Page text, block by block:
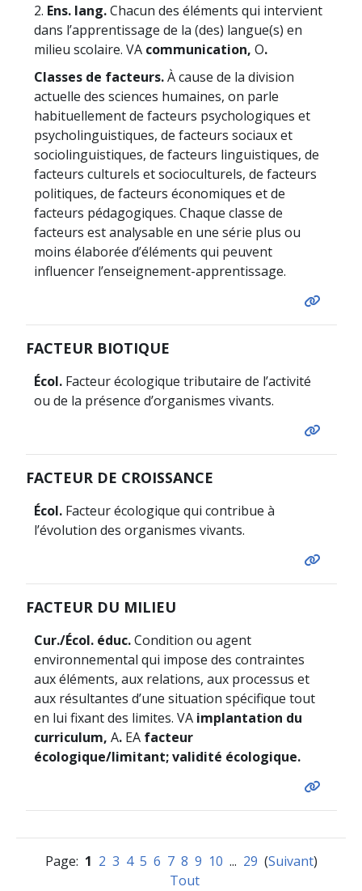
2. Ens. lang.Chacun des éléments qui intervient
dans l’apprentissage de la (des) langue(s) en
milieu scolaire. VA communication, O.
Classes de facteurs.À cause de la division
actuelle des sciences humaines, on parle
habituellement de facteurs psychologiques et
psycholinguistiques, de facteurs sociaux et
sociolinguistiques, de facteurs linguistiques, de
facteurs culturels et socioculturels, de facteurs
politiques, de facteurs économiques et de
facteurs pédagogiques. Chaque classe de
facteurs est analysable en une série plus ou
moins élaborée d’éléments qui peuvent
influencer l’enseignement-apprentissage.
FACTEUR BIOTIQUE
Écol.Facteur écologique tributaire de l’activité
ou de la présence d’organismes vivants.
FACTEUR DE CROISSANCE
Écol.Facteur écologique qui contribue à
l’évolution des organismes vivants.
FACTEUR DU MILIEU
Cur./Écol. éduc.Condition ou agent
environnemental qui impose des contraintes
aux éléments, aux relations, aux processus et
aux résultantes d’une situation spécifique tout
en lui fixant des limites. VA implantation du
curriculum, A.EA facteur
écologique/limitant; validité écologique.
Page: 1 2 3 4 5 6 7 8 9 10 ... 29 (Suivant)
Tout